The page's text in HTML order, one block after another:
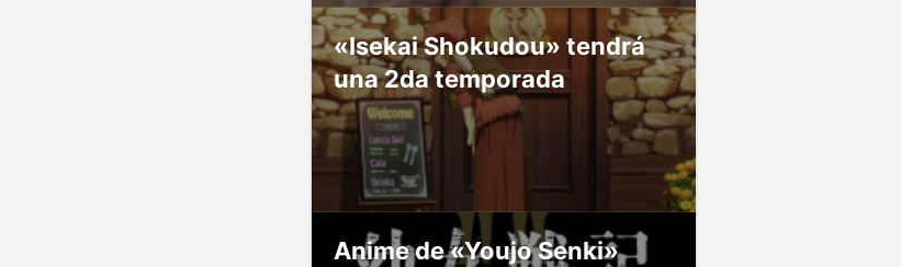
«Isekai Shokudou» tendrá
una 2da temporada
Anime de «Youjo Senki»